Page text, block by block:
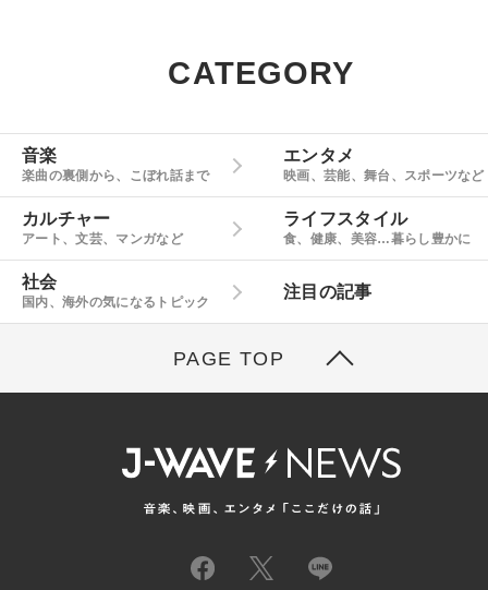
CATEGORY
音楽
楽曲の裏側から、こぼれ話まで
エンタメ
映画、芸能、舞台、スポーツなど
カルチャー
アート、文芸、マンガなど
ライフスタイル
食、健康、美容…暮らし豊かに
社会
国内、海外の気になるトピック
注目の記事
PAGE TOP